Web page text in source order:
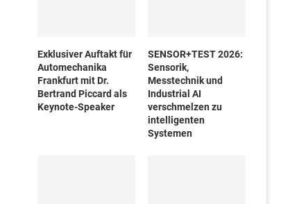
Exklusiver Auftakt für
Automechanika
Frankfurt mit Dr.
Bertrand Piccard als
Keynote-Speaker
SENSOR+TEST 2026:
Sensorik,
Messtechnik und
Industrial AI
verschmelzen zu
intelligenten
Systemen